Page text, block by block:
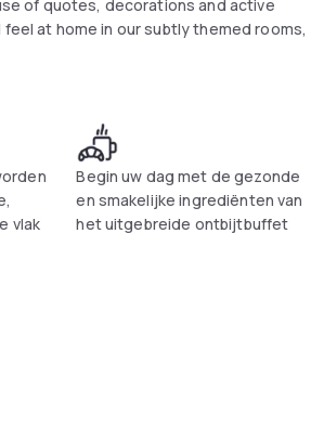
of quotes, decorations and active
at home in our subtly themed rooms,
vlak
Begin uw dag met de gezonde
en smakelijke ingrediënten van
het uitgebreide ontbijtbuffet